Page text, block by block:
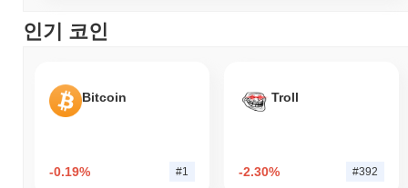
인기 코인
Bitcoin
-0.19% #1
Troll
-2.30% #392